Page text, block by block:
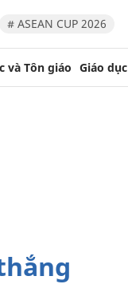
# ASEAN CUP 2026
và Tôn giáo Giáo dục